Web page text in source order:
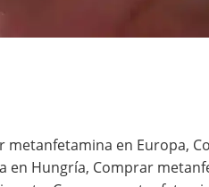
en Europa,
en Hungría, Comprar